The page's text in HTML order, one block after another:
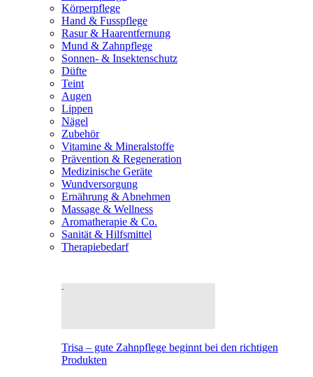
Körperpflege
Hand & Fusspflege
Rasur & Haarentfernung
Mund & Zahnpflege
Sonnen- & Insektenschutz
Düfte
Teint
Augen
Lippen
Nägel
Zubehör
Vitamine & Mineralstoffe
Prävention & Regeneration
Medizinische Geräte
Wundversorgung
Ernährung & Abnehmen
Massage & Wellness
Aromatherapie & Co.
Sanität & Hilfsmittel
Therapiebedarf
Trisa – gute Zahnpflege beginnt bei den richtigen
Produkten